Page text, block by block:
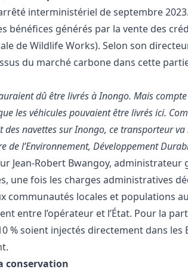
interministériel de septembre
bénéfices générés par la vente des
de Wildlife Works). Selon son
du marché carbone dans cette
dû être livrés à Inongo. Mais
les véhicules pouvaient être livrés ici.
navettes sur Inongo, ce transporteur va
de l’Environnement, Développement
Jean-Robert Bwangoy, administrateur
une fois les charges administratives
communautés locales et populations
entre l’opérateur et l’État. Pour la
% soient injectés directement dans les
conservation